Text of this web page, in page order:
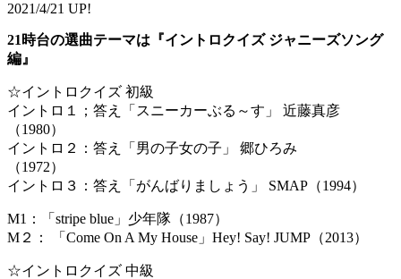
2021/4/21 UP!
21時台の選曲テーマは『イントロクイズ ジャニーズソング
編』
☆イントロクイズ 初級
イントロ１；答え「スニーカーぶる～す」 近藤真彦
（1980）
イントロ２：答え「男の子女の子」 郷ひろみ
（1972）
イントロ３：答え「がんばりましょう」 SMAP（1994）
M1：「stripe blue」少年隊（1987）
M２： 「Come On A My House」Hey! Say! JUMP（2013）
☆イントロクイズ 中級